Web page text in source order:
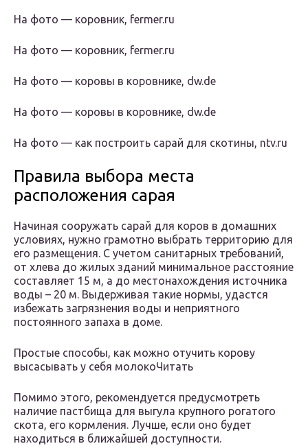
На фото — коровник, fermer.ru
На фото — коровник, fermer.ru
На фото — коровы в коровнике, dw.de
На фото — коровы в коровнике, dw.de
На фото — как построить сарай для скотины, ntv.ru
Правила выбора места
расположения сарая
Начиная сооружать сарай для коров в домашних
условиях, нужно грамотно выбрать территорию для
его размещения. С учетом санитарных требований,
от хлева до жилых зданий минимальное расстояние
составляет 15 м, а до местонахождения источника
воды – 20 м. Выдерживая такие нормы, удастся
избежать загрязнения воды и неприятного
постоянного запаха в доме.
Простые способы, как можно отучить корову
высасывать у себя молокоЧитать
Помимо этого, рекомендуется предусмотреть
наличие пастбища для выгула крупного рогатого
скота, его кормления. Лучше, если оно будет
находиться в ближайшей доступности.